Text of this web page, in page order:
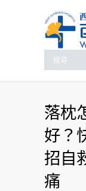
落枕
好？
招自
痛